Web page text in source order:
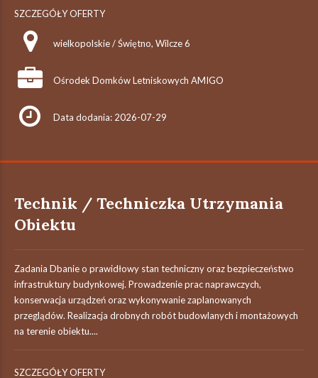
SZCZEGÓŁY OFERTY
wielkopolskie / Świętno, Wilcze 6
Ośrodek Domków Letniskowych AMIGO
Data dodania: 2026-07-29
Technik / Techniczka Utrzymania
Obiektu
Zadania Dbanie o prawidłowy stan techniczny oraz bezpieczeństwo
infrastruktury budynkowej. Prowadzenie prac naprawczych,
konserwacja urządzeń oraz wykonywanie zaplanowanych
przeglądów. Realizacja drobnych robót budowlanych i montażowych
na terenie obiektu....
SZCZEGÓŁY OFERTY